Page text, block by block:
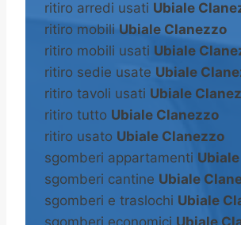
ritiro arredi usati Ubiale
ritiro mobili Ubiale Clanezzo
ritiro mobili usati Ubiale
ritiro sedie usate Ubiale
ritiro tavoli usati Ubiale
ritiro tutto Ubiale Clanezzo
ritiro usato Ubiale Clanezzo
sgomberi appartamenti
sgomberi cantine Ubiale
sgomberi e traslochi Ubiale
sgomberi economici Ubiale